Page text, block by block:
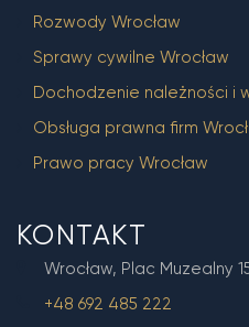
Rozwody Wrocław
Sprawy cywilne Wrocław
Dochodzenie należności i
Obsługa prawna firm
Prawo pracy Wrocław
KONTAKT
Wrocław, Plac Muzealny
+48 692 485 222